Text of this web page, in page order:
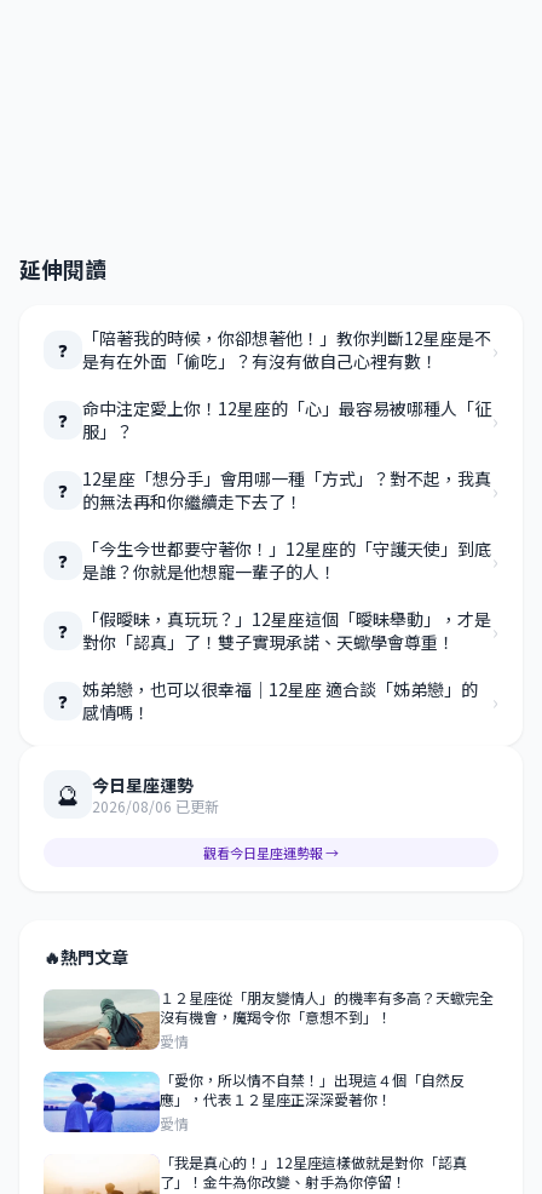
延伸閱讀
❓
「陪著我的時候，你卻想著他！」教你判斷12星座是不
是有在外面「偷吃」？有沒有做自己心裡有數！
›
❓ 命中注定愛上你！12星座的「心」最容易被哪種人「征
服」？
›
❓
12星座「想分手」會用哪一種「方式」？對不起，我真
的無法再和你繼續走下去了！
›
❓
「今生今世都要守著你！」12星座的「守護天使」到底
是誰？你就是他想寵一輩子的人！
›
❓
「假曖昧，真玩玩？」12星座這個「曖昧舉動」，才是
對你「認真」了！雙子實現承諾、天蠍學會尊重！
›
❓ 姊弟戀，也可以很幸福｜12星座 適合談「姊弟戀」的
感情嗎！
›
🔮 今日星座運勢
2026/08/06 已更新
觀看今日星座運勢報 →
🔥熱門文章
１２星座從「朋友變情人」的機率有多高？天蠍完全
沒有機會，魔羯令你「意想不到」！
愛情
「愛你，所以情不自禁！」出現這４個「自然反
應」，代表１２星座正深深愛著你！
愛情
「我是真心的！」12星座這樣做就是對你「認真
了」！金牛為你改變、射手為你停留！